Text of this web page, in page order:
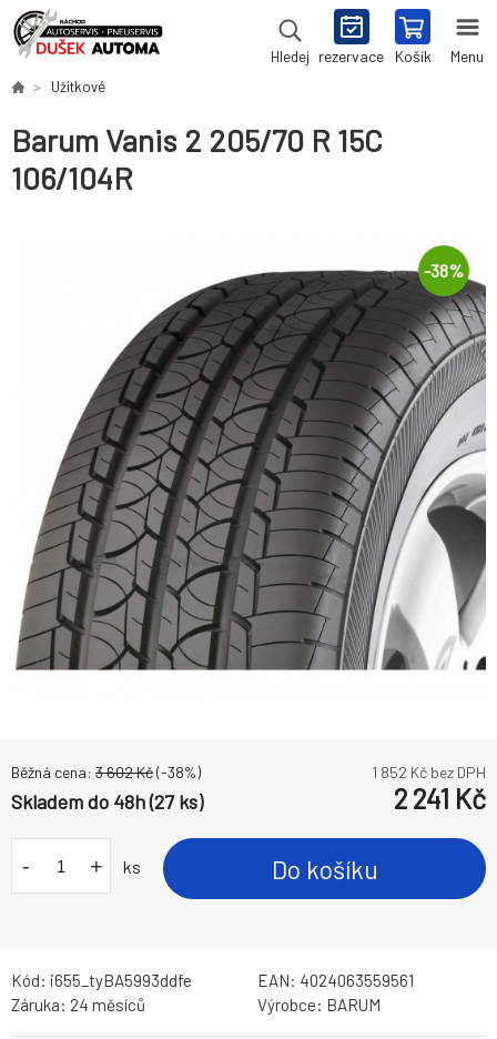
Hledej rezervace Košík Menu
Užitkové
Barum Vanis 2 205/70 R 15C
106/104R
-38%
Běžná cena: 3 602Kč(-38%) 1 852 Kč bez DPH
Skladem do 48h (27 ks) 2 241 Kč
- + ks Do košíku
Kód: i655_tyBA5993ddfe EAN: 4024063559561
Záruka: 24 měsíců Výrobce: BARUM